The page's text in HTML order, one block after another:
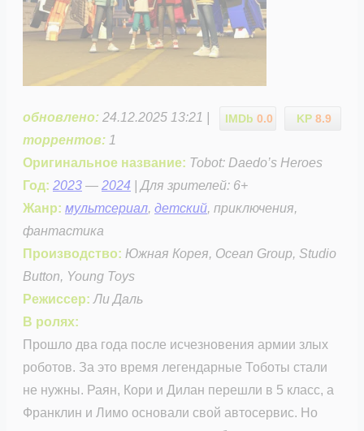
KP 8.9
IMDb 0.0
обновлено: 24.12.2025 13:21 |
торрентов: 1
Оригинальное название: Tobot: Daedo’s Heroes
Год: 2023 — 2024 | Для зрителей: 6+
Жанр: мультсериал, детский, приключения,
фантастика
Производство: Южная Корея, Ocean Group, Studio
Button, Young Toys
Режиссер: Ли Даль
В ролях:
Прошло два года после исчезновения армии злых
роботов. За это время легендарные Тоботы стали
не нужны. Раян, Кори и Дилан перешли в 5 класс, а
Франклин и Лимо основали свой автосервис. Но